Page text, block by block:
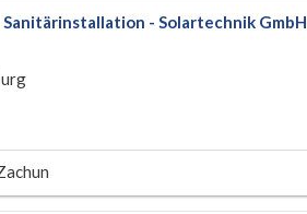
- Solartechnik GmbH